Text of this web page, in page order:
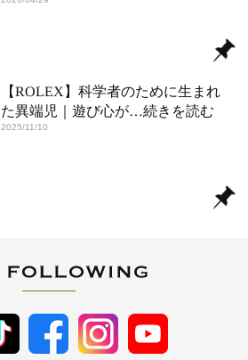
【ROLEX】科学者のために生まれ
た異端児｜遊び心が…続きを読む
2025/11/10